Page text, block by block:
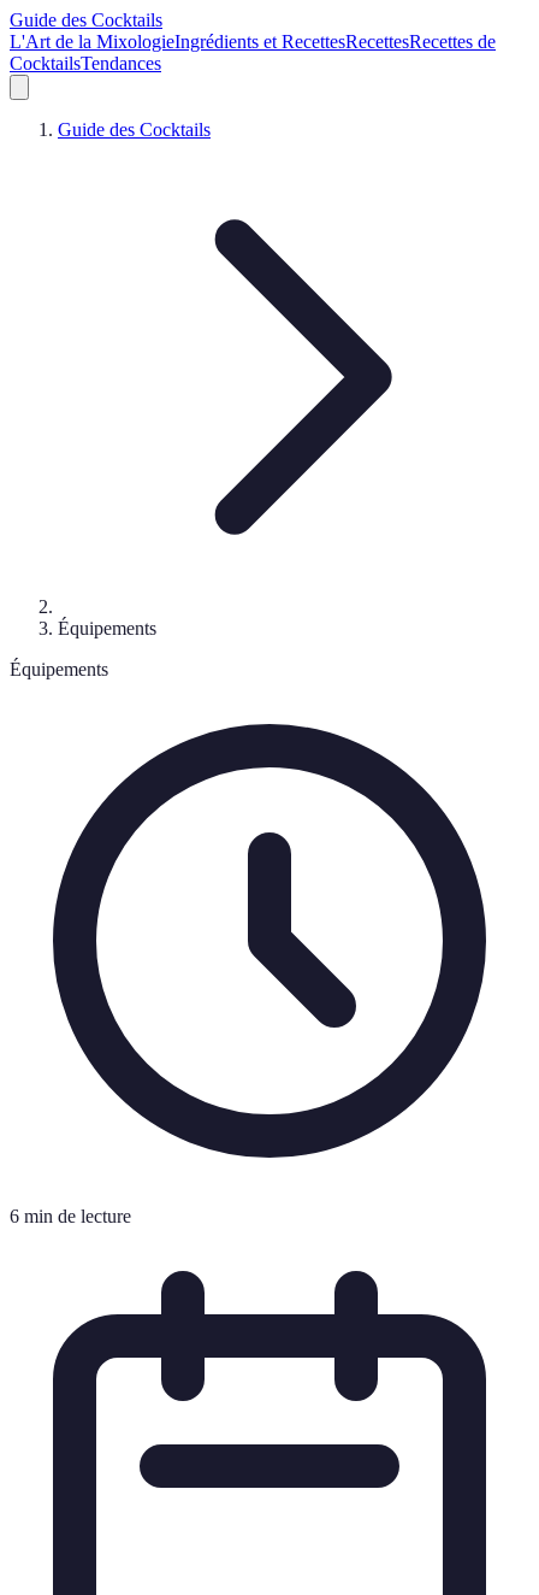
Guide des Cocktails
L'Art de la MixologieIngrédients et RecettesRecettesRecettes de
CocktailsTendances
Guide des Cocktails
Équipements
Équipements
6 min de lecture